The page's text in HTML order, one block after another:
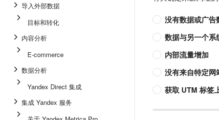
导入外部数据
目标和转化
内容分析
E-commerce
数据分析
Yandex Direct 集成
集成 Yandex 服务
没有数据或广告
数据与另一个
内部流量增加
没有来自特定网
获取 UTM 标签